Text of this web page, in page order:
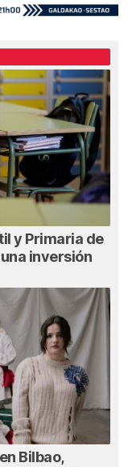
y Primaria de
inversión
Bilbao,